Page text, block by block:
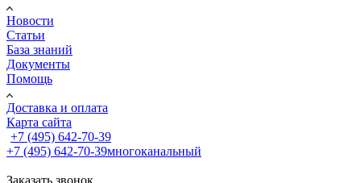
Новости
Статьи
База знаний
Документы
Помощь
Доставка и оплата
Карта сайта
+7 (495) 642-70-39
+7 (495) 642-70-39многоканальный